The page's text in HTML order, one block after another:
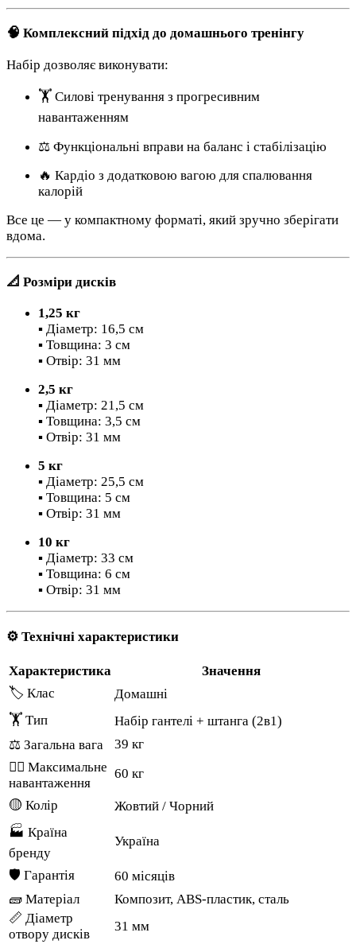
🧠 Комплексний підхід до домашнього тренінгу
Набір дозволяє виконувати:
🏋️ Силові тренування з прогресивним
навантаженням
⚖️ Функціональні вправи на баланс і стабілізацію
🔥 Кардіо з додатковою вагою для спалювання
калорій
Все це — у компактному форматі, який зручно зберігати
вдома.
📐 Розміри дисків
1,25 кг
▪️ Діаметр: 16,5 см
▪️ Товщина: 3 см
▪️ Отвір: 31 мм
2,5 кг
▪️ Діаметр: 21,5 см
▪️ Товщина: 3,5 см
▪️ Отвір: 31 мм
5 кг
▪️ Діаметр: 25,5 см
▪️ Товщина: 5 см
▪️ Отвір: 31 мм
10 кг
▪️ Діаметр: 33 см
▪️ Товщина: 6 см
▪️ Отвір: 31 мм
⚙️ Технічні характеристики
Характеристика
Значення
🏷️ Клас
Домашні
🏋️ Тип
Набір гантелі + штанга (2в1)
⚖️ Загальна вага
39 кг
🏋️‍♂️ Максимальне
навантаження
60 кг
🟡 Колір
Жовтий / Чорний
🏭 Країна
бренду
Україна
🛡️ Гарантія
60 місяців
🧱 Матеріал
Композит, ABS-пластик, сталь
📏 Діаметр
отвору дисків
31 мм